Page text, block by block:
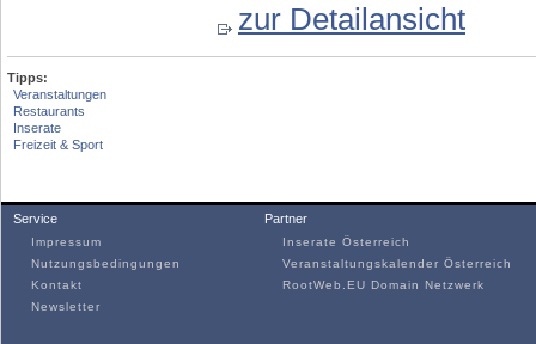
zur Detailansicht
Tipps:
Veranstaltungen
Restaurants
Inserate
Freizeit & Sport
Service
Impressum
Nutzungsbedingungen
Kontakt
Newsletter
Partner
Inserate Österreich
Veranstaltungskalender Österreich
RootWeb.EU Domain Netzwerk